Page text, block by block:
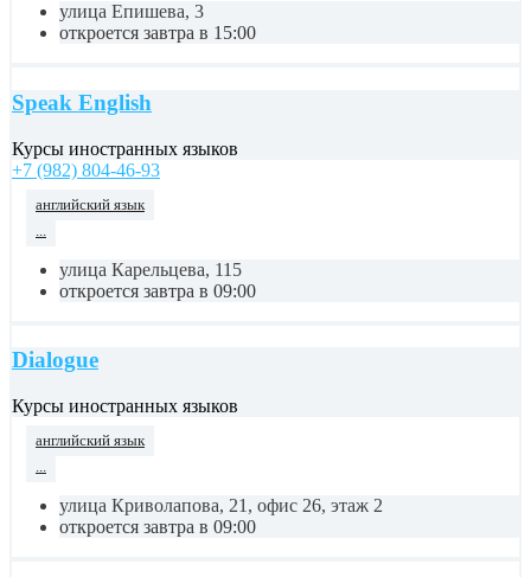
улица Епишева, 3
откроется завтра в 15:00
Speak English
Курсы иностранных языков
+7 (982) 804-46-93
английский язык
улица Карельцева, 115
откроется завтра в 09:00
Dialogue
Курсы иностранных языков
английский язык
...
улица Криволапова, 21, офис 26, этаж 2
откроется завтра в 09:00